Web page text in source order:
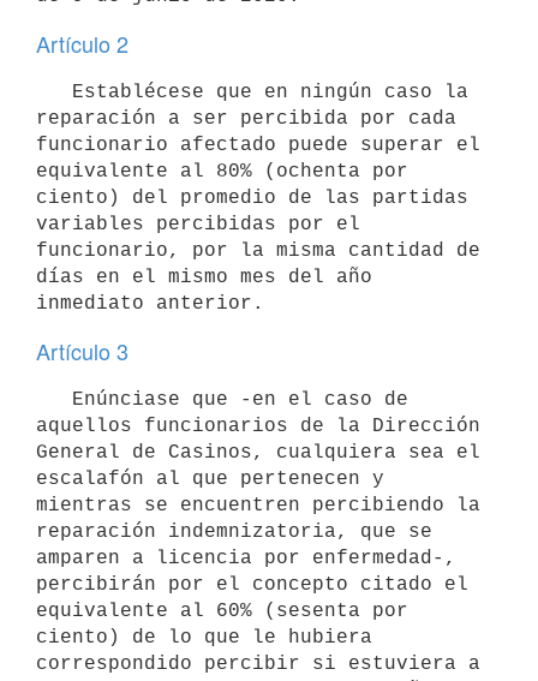
Artículo 2
reparación a ser percibida por cada
funcionario afectado puede superar el
equivalente al 80% (ochenta por
ciento) del promedio de las partidas
variables percibidas por el
funcionario, por la misma cantidad de
días en el mismo mes del año
Artículo 3
aquellos funcionarios de la Dirección
General de Casinos, cualquiera sea el
escalafón al que pertenecen y
mientras se encuentren percibiendo la
reparación indemnizatoria, que se
amparen a licencia por enfermedad-,
percibirán por el concepto citado el
equivalente al 60% (sesenta por
ciento) de lo que le hubiera
correspondido percibir si estuviera a